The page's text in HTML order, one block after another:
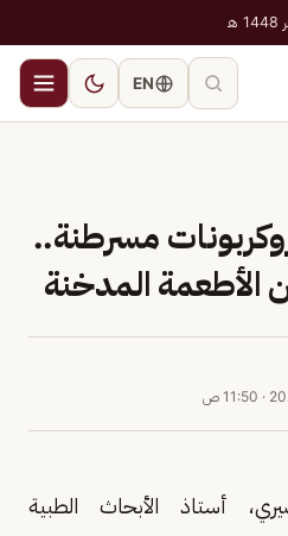
EN
مسرطنة..
الأطعمة المدخنة
· 11:50 ص
أستاذ الأبحاث الطبية